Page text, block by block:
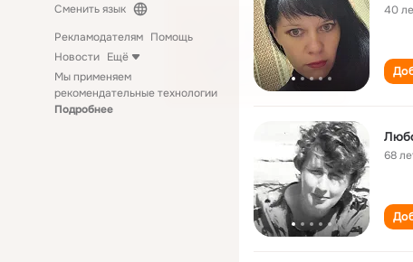
Сменить язык
Рекламодателям Помощь
Новости Ещё
Мы применяем
рекомендательные технологии
Подробнее
40
68